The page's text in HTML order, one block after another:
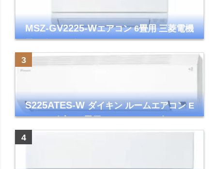
MSZ-GV2225-Wエアコン 6畳用 三菱電機
霧ヶ峰 2025年モデル GVシリーズ ピュアホ
ワイト 清潔 除湿 単相100V
S225ATES-Wダイキン ルームエアコン E
シリーズ 主に6畳用 ホワイト 2025年モデル